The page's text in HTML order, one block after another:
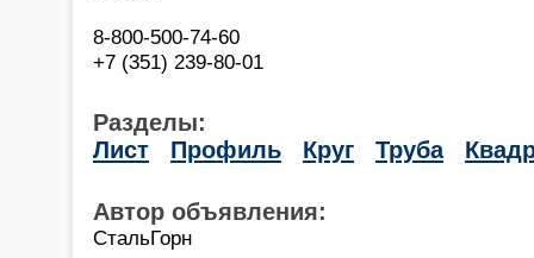
8-800-500-74-60
+7 (351) 239-80-01
Разделы:
Лист
Профиль Круг Труба
Автор объявления:
СтальГорн